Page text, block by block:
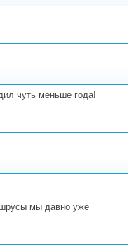
чуть меньше года!
шрусы мы давно уже